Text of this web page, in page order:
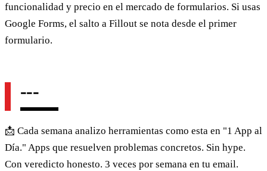
funcionalidad y precio en el mercado de formularios. Si usas
Google Forms, el salto a Fillout se nota desde el primer
formulario.
---
📩 Cada semana analizo herramientas como esta en "1 App al
Día." Apps que resuelven problemas concretos. Sin hype.
Con veredicto honesto. 3 veces por semana en tu email.